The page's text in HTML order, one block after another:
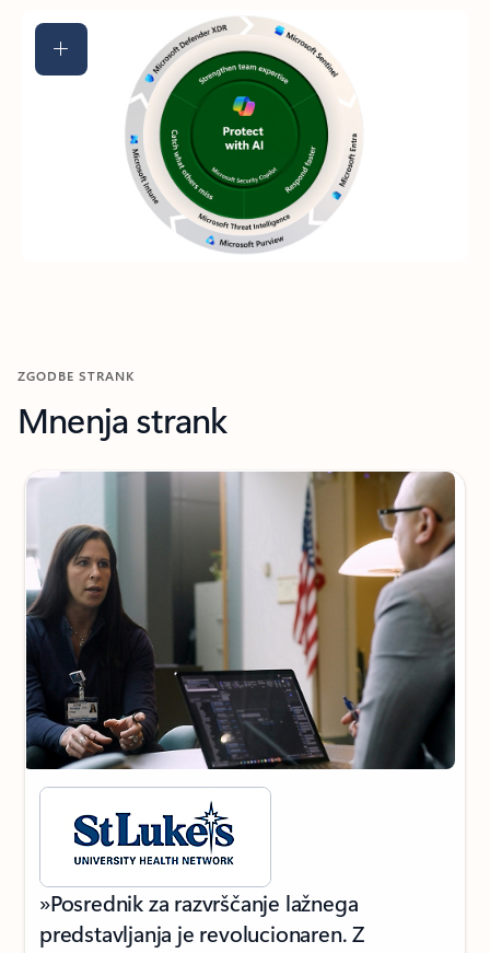
ZGODBE STRANK
Mnenja strank
»Posrednik za razvrščanje lažnega
predstavljanja je revolucionaren. Z